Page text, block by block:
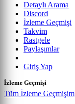
Detaylı Arama
Discord
İzleme Geçmişi
Takvim
Rastgele
Paylaşımlar
Giriş Yap
İzleme Geçmişi
Tüm İzleme Geçmişim